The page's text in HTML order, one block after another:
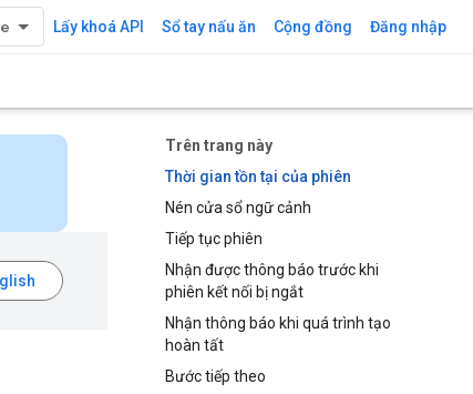
Lấy khoá API Sổ tay nấu ăn Cộng đồng Đăng nhập
Trên trang này
Thời gian tồn tại của phiên
Nén cửa sổ ngữ cảnh
Tiếp tục phiên
Nhận được thông báo trước khi
phiên kết nối bị ngắt
Nhận thông báo khi quá trình tạo
hoàn tất
Bước tiếp theo